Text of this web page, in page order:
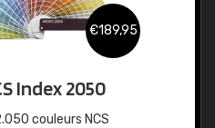
€189,95
Index 2050
couleurs NCS